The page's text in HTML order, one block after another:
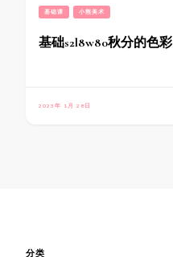
基础课 小熊美术
基础s2l8w80秋分的色彩
2023年 1月 28日
分类